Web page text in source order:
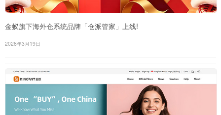
金蚁旗下海外仓系统品牌「仓派管家」上线!
2026年3月19日